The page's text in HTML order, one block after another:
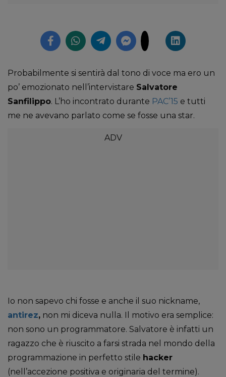
Probabilmente si sentirà dal tono di voce ma ero un
po’ emozionato nell’intervistare Salvatore
Sanfilippo. L’ho incontrato durante PAC’15 e tutti
me ne avevano parlato come se fosse una star.
Io non sapevo chi fosse e anche il suo nickname,
antirez, non mi diceva nulla. Il motivo era semplice:
non sono un programmatore. Salvatore è infatti un
ragazzo che è riuscito a farsi strada nel mondo della
programmazione in perfetto stile hacker
(nell’accezione positiva e originaria del termine).